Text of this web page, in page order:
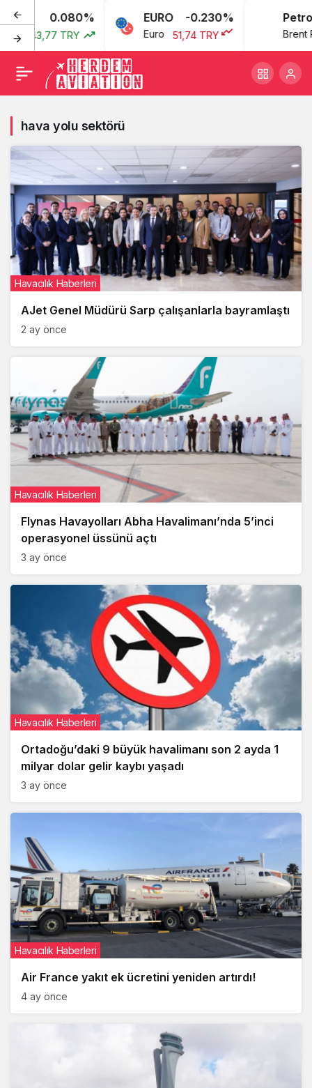
0.080%
TRY
EURO -0.230%
Euro 51,74 TRY
Petrol
Brent Petrol
hava yolu sektörü
AJet Genel Müdürü Sarp çalışanlarla bayramlaştı
Havacılık Haberleri
2 ay önce
Flynas Havayolları Abha Havalimanı’nda 5’inci
operasyonel üssünü açtı
Havacılık Haberleri
3 ay önce
Ortadoğu’daki 9 büyük havalimanı son 2 ayda 1
milyar dolar gelir kaybı yaşadı
Havacılık Haberleri
3 ay önce
Air France yakıt ek ücretini yeniden artırdı!
Havacılık Haberleri
4 ay önce